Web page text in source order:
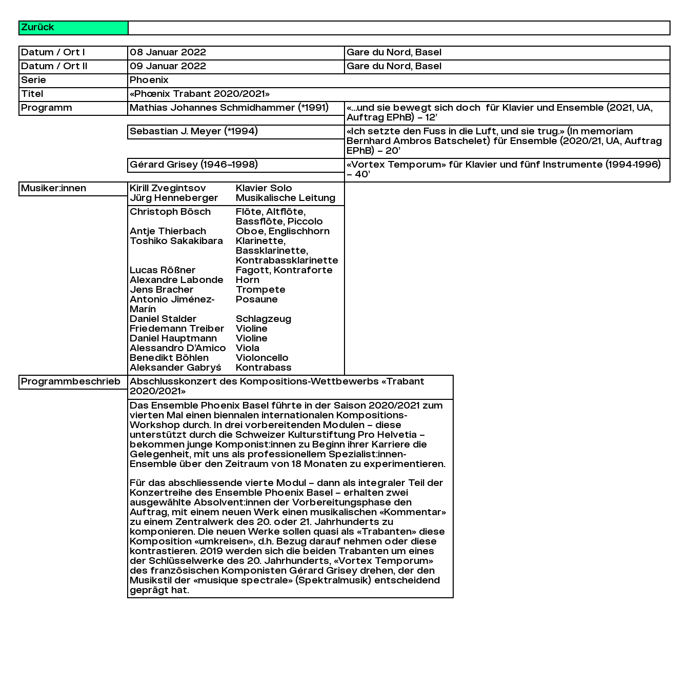
Zurück
Datum / Ort I 08 Januar 2022
Gare du Nord, Basel
Datum / Ort II
09 Januar 2022
Gare du Nord, Basel
Serie
Phoenix
Titel
«Phœnix Trabant 2020/2021»
Programm
Mathias Johannes Schmidhammer (*1991)
«...und sie bewegt sich doch für Klavier und Ensemble (2021, UA,
Auftrag EPhB) – 12’
Sebastian J. Meyer (*1994)
«Ich setzte den Fuss in die Luft, und sie trug.» (In memoriam
Bernhard Ambros Batschelet) für Ensemble (2020/21, UA, Auftrag
EPhB) – 20’
Gérard Grisey (1946–1998)
«Vortex Temporum» für Klavier und fünf Instrumente (1994-1996)
– 40’
Musiker:innen
Kirill Zvegintsov
Klavier Solo
Jürg Henneberger
Musikalische Leitung
Christoph Bösch
Flöte, Altflöte,
Bassflöte, Piccolo
Antje Thierbach
Oboe, Englischhorn
Toshiko Sakakibara
Klarinette,
Bassklarinette,
Kontrabassklarinette
Lucas Rößner
Fagott, Kontraforte
Alexandre Labonde
Horn
Jens Bracher
Trompete
Antonio Jiménez-
Marín
Posaune
Daniel Stalder
Schlagzeug
Friedemann Treiber
Violine
Daniel Hauptmann
Violine
Alessandro D’Amico
Viola
Benedikt Böhlen
Violoncello
Aleksander Gabryś
Kontrabass
Programm­beschrieb
Abschlusskonzert des Kompositions-Wettbewerbs «Trabant
2020/2021»
Das Ensemble Phoenix Basel führte in der Saison 2020/2021 zum
vierten Mal einen biennalen internationalen Kompositions-
Workshop durch. In drei vorbereitenden Modulen – diese
unterstützt durch die Schweizer Kulturstiftung Pro Helvetia –
bekommen junge Komponist:innen zu Beginn ihrer Karriere die
Gelegenheit, mit uns als professionellem Spezialist:innen-
Ensemble über den Zeitraum von 18 Monaten zu experimentieren.
Für das abschliessende vierte Modul – dann als integraler Teil der
Konzertreihe des Ensemble Phoenix Basel – erhalten zwei
ausgewählte Absolvent:innen der Vorbereitungsphase den
Auftrag, mit einem neuen Werk einen musikalischen «Kommentar»
zu einem Zentralwerk des 20. oder 21. Jahrhunderts zu
komponieren. Die neuen Werke sollen quasi als «Trabanten» diese
Komposition «umkreisen», d.h. Bezug darauf nehmen oder diese
kontrastieren. 2019 werden sich die beiden Trabanten um eines
der Schlüsselwerke des 20. Jahrhunderts, «Vortex Temporum»
des französischen Komponisten Gérard Grisey drehen, der den
Musikstil der «musique spectrale» (Spektralmusik) entscheidend
geprägt hat.